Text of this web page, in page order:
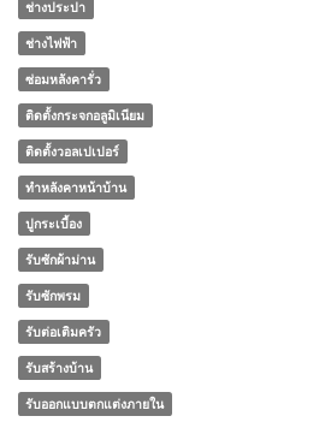
ช่างประปา
ช่างไฟฟ้า
ซ่อมหลังคารั่ว
ติดตั้งกระจกอลูมิเนียม
ติดตั้งวอลเปเปอร์
ทําหลังคาหน้าบ้าน
ปูกระเบื้อง
รับซักผ้าม่าน
รับซักพรม
รับต่อเติมครัว
รับสร้างบ้าน
รับออกแบบตกแต่งภายใน